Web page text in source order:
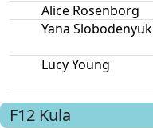
Alice Rosenborg
Yana Slobodenyuk
Lucy Young
F12 Kula